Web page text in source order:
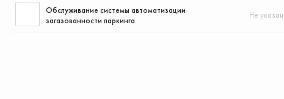
Обслуживание системы автоматизации
загазованности паркинга
Не указан